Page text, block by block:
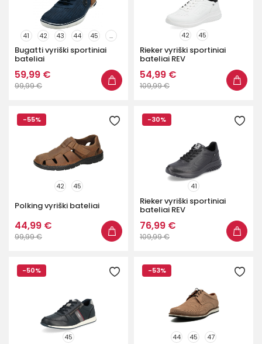
41 42 43 44 45 ...
Bugatti vyriški sportiniai
bateliai
59,99 €
99,99 €
42 45
Rieker vyriški sportiniai
bateliai REV
54,99 €
109,99 €
-55%
42 45
Polking vyriški bateliai
44,99 €
99,99 €
-30%
41
Rieker vyriški sportiniai
bateliai REV
76,99 €
109,99 €
-50%
45
-53%
44 45 47